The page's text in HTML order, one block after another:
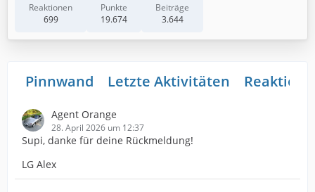
Reaktionen
699
Punkte
19.674
Beiträge
3.644
Pinnwand Letzte Aktivitäten
Agent Orange
28. April 2026 um 12:37
Supi, danke für deine Rückmeldung!
LG Alex